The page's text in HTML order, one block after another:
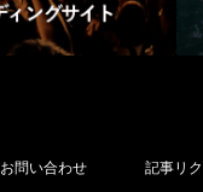
お問い合わせ
記事リ